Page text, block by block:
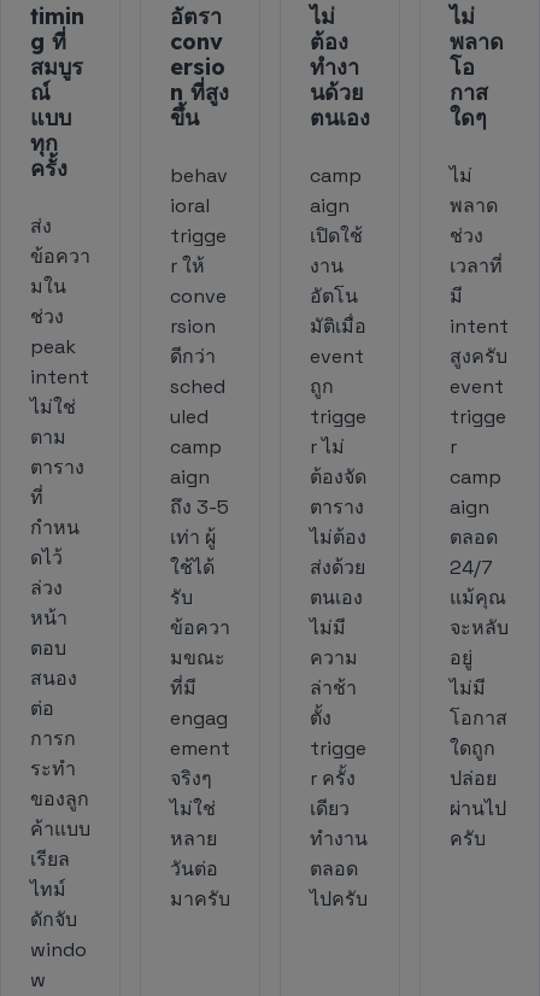
timin
g ที่
สมบูร
ณ์
แบบ
ทุก
ครั้ง
ส่ง
ข้อควา
มใน
ช่วง
peak
intent
ไม่ใช่
ตาม
ตาราง
ที่
กำหน
ดไว้
ล่วง
หน้า
ตอบ
สนอง
ต่อ
การก
ระทำ
ของลูก
ค้าแบบ
เรียล
ไทม์
ดักจับ
windo
w
อัตรา
conv
ersio
n ที่สูง
ขึ้น
behav
ioral
trigge
r ให้
conve
rsion
ดีกว่า
sched
uled
camp
aign
ถึง 3-5
เท่า ผู้
ใช้ได้
รับ
ข้อควา
มขณะ
ที่มี
engag
ement
จริงๆ
ไม่ใช่
หลาย
วันต่อ
มาครับ
ไม่
ต้อง
ทำงา
นด้วย
ตนเอง
camp
aign
เปิดใช้
งาน
อัตโน
มัติเมื่อ
event
ถูก
trigge
r ไม่
ต้องจัด
ตาราง
ไม่ต้อง
ส่งด้วย
ตนเอง
ไม่มี
ความ
ล่าช้า
ตั้ง
trigge
r ครั้ง
เดียว
ทำงาน
ตลอด
ไปครับ
ไม่
พลาด
โอ
กาส
ใดๆ
ไม่
พลาด
ช่วง
เวลาที่
มี
intent
สูงครับ
event
trigge
r
camp
aign
ตลอด
24/7
แม้คุณ
จะหลับ
อยู่
ไม่มี
โอกาส
ใดถูก
ปล่อย
ผ่านไป
ครับ